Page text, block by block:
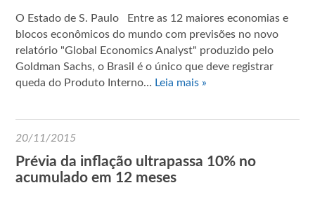
O Estado de S. Paulo Entre as 12 maiores economias e
blocos econômicos do mundo com previsões no novo
relatório "Global Economics Analyst" produzido pelo
Goldman Sachs, o Brasil é o único que deve registrar
queda do Produto Interno… Leia mais »
20/11/2015
Prévia da inflação ultrapassa 10% no
acumulado em 12 meses